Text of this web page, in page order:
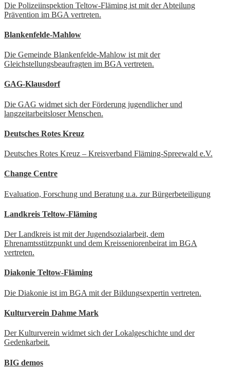
Die Polizeiinspektion Teltow-Fläming ist mit der Abteilung
Prävention im BGA vertreten.
Blankenfelde-Mahlow
Die Gemeinde Blankenfelde-Mahlow ist mit der
Gleichstellungsbeaufragten im BGA vertreten.
GAG-Klausdorf
Die GAG widmet sich der Förderung jugendlicher und
langzeitarbeitsloser Menschen.
Deutsches Rotes Kreuz
Deutsches Rotes Kreuz – Kreisverband Fläming-Spreewald e.V.
Change Centre
Evaluation, Forschung und Beratung u.a. zur Bürgerbeteiligung
Landkreis Teltow-Fläming
Der Landkreis ist mit der Jugendsozialarbeit, dem
Ehrenamtsstützpunkt und dem Kreisseniorenbeirat im BGA
vertreten.
Diakonie Teltow-Fläming
Die Diakonie ist im BGA mit der Bildungsexpertin vertreten.
Kulturverein Dahme Mark
Der Kulturverein widmet sich der Lokalgeschichte und der
Gedenkarbeit.
BIG demos